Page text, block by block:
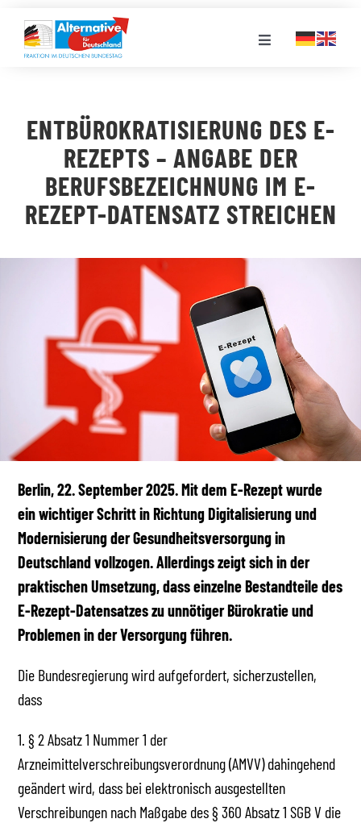
Inhalt
springen
Toggle
LANDESGRUPPEN
VERANSTALTUNGEN
STELLENPORTAL
MEDIATHEK
ENTBÜROKRATISIERUNG DES E-
REZEPTS – ANGABE DER
BERUFSBEZEICHNUNG IM E-
REZEPT-DATENSATZ STREICHEN
Berlin, 22. September 2025. Mit dem E-Rezept wurde
ein wichtiger Schritt in Richtung Digitalisierung und
Modernisierung der Gesundheitsversorgung in
Deutschland vollzogen. Allerdings zeigt sich in der
praktischen Umsetzung, dass einzelne Bestandteile des
E-Rezept-Datensatzes zu unnötiger Bürokratie und
Problemen in der Versorgung führen.
Die Bundesregierung wird aufgefordert, sicherzustellen,
dass
1. § 2 Absatz 1 Nummer 1 der
Arzneimittelverschreibungsverordnung (AMVV) dahingehend
geändert wird, dass bei elektronisch ausgestellten
Verschreibungen nach Maßgabe des § 360 Absatz 1 SGB V die